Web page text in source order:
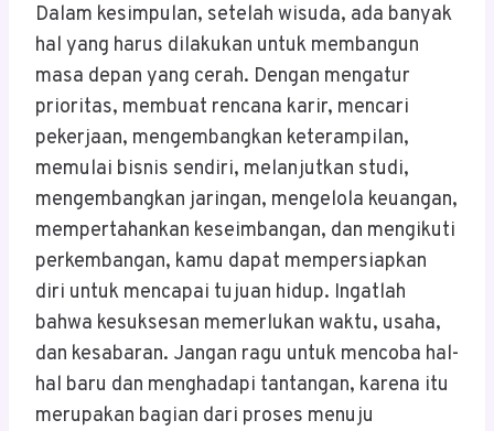
Dalam kesimpulan, setelah wisuda, ada banyak
hal yang harus dilakukan untuk membangun
masa depan yang cerah. Dengan mengatur
prioritas, membuat rencana karir, mencari
pekerjaan, mengembangkan keterampilan,
memulai bisnis sendiri, melanjutkan studi,
mengembangkan jaringan, mengelola keuangan,
mempertahankan keseimbangan, dan mengikuti
perkembangan, kamu dapat mempersiapkan
diri untuk mencapai tujuan hidup. Ingatlah
bahwa kesuksesan memerlukan waktu, usaha,
dan kesabaran. Jangan ragu untuk mencoba hal-
hal baru dan menghadapi tantangan, karena itu
merupakan bagian dari proses menuju